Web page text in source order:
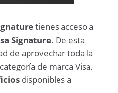
tienes acceso a
Signature. De esta
de aprovechar toda la
de marca Visa.
disponibles a